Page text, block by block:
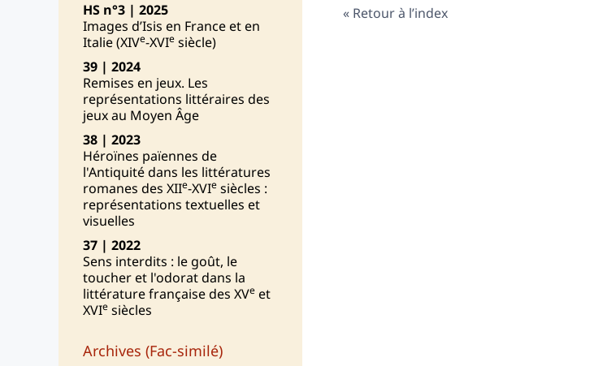
HS n°3 | 2025
Images d’Isis en France et en
Italie (XIVe-XVIe siècle)
39 | 2024
Remises en jeux. Les
représentations littéraires des
jeux au Moyen Âge
38 | 2023
Héroïnes païennes de
l'Antiquité dans les littératures
romanes des XIIe-XVIe siècles :
représentations textuelles et
visuelles
37 | 2022
Sens interdits : le goût, le
toucher et l'odorat dans la
littérature française des XVe et
XVIe siècles
Archives (Fac-similé)
Retour à l’index